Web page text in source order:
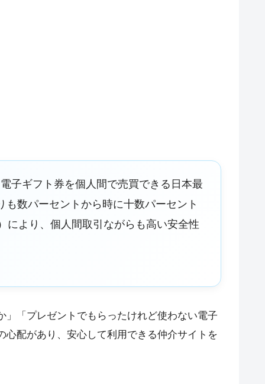
子ギフト券を個人間で売買できる日本最
数パーセントから時に十数パーセント
により、個人間取引ながらも高い安全性
「プレゼントでもらったけれど使わない電子
配があり、安心して利用できる仲介サイトを